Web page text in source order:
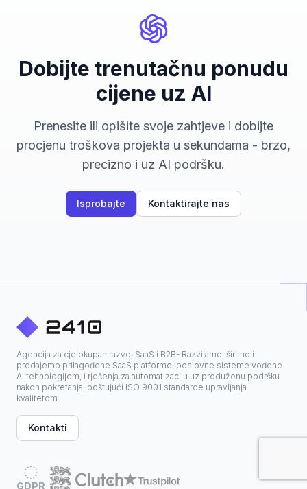
Dobijte trenutačnu ponudu
cijene uz AI
Prenesite ili opišite svoje zahtjeve i dobijte
procjenu troškova projekta u sekundama - brzo,
precizno i uz AI podršku.
Isprobajte Kontaktirajte nas
Agencija za cjelokupan razvoj SaaS i B2B- Razvijamo, širimo i
prodajemo prilagođene SaaS platforme, poslovne sisteme vođene
AI tehnologijom, i rješenja za automatizaciju uz produženu podršku
nakon pokretanja, poštujući ISO 9001 standarde upravljanja
kvalitetom.
Kontakti
GDPR